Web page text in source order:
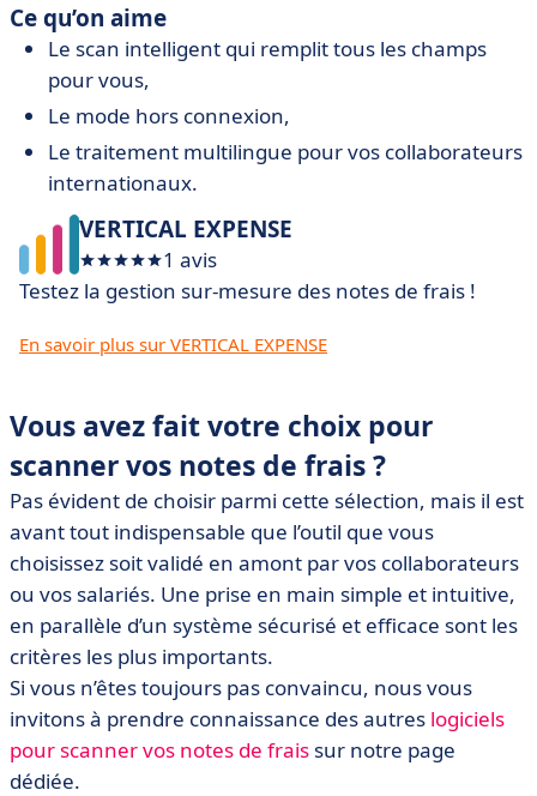
Ce qu’on aime
Le scan intelligent qui remplit tous les champs
pour vous,
Le mode hors connexion,
Le traitement multilingue pour vos collaborateurs
internationaux.
VERTICAL EXPENSE
1 avis
Testez la gestion sur-mesure des notes de frais !
En savoir plus sur VERTICAL EXPENSE
Vous avez fait votre choix pour
scanner vos notes de frais ?
Pas évident de choisir parmi cette sélection, mais il est
avant tout indispensable que l’outil que vous
choisissez soit validé en amont par vos collaborateurs
ou vos salariés. Une prise en main simple et intuitive,
en parallèle d’un système sécurisé et efficace sont les
critères les plus importants.
Si vous n’êtes toujours pas convaincu, nous vous
invitons à prendre connaissance des autres logiciels
pour scanner vos notes de frais sur notre page
dédiée.